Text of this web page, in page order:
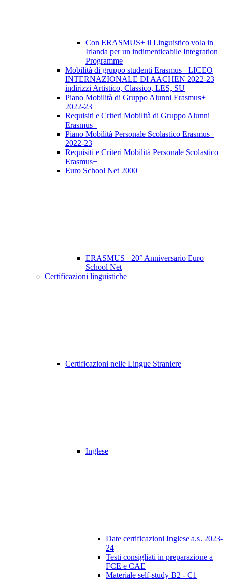
Con ERASMUS+ il Linguistico vola in
Irlanda per un indimenticabile Integration
Programme
Mobilità di gruppo studenti Erasmus+ LICEO
INTERNAZIONALE DI AACHEN 2022-23
indirizzi Artistico, Classico, LES, SU
Piano Mobilità di Gruppo Alunni Erasmus+
2022-23
Requisiti e Criteri Mobilità di Gruppo Alunni
Erasmus+
Piano Mobilità Personale Scolastico Erasmus+
2022-23
Requisiti e Criteri Mobilità Personale Scolastico
Erasmus+
Euro School Net 2000
ERASMUS+ 20° Anniversario Euro
School Net
Certificazioni linguistiche
Certificazioni nelle Lingue Straniere
Inglese
Date certificazioni Inglese a.s. 2023-
24
Testi consigliati in preparazione a
FCE e CAE
Materiale self-study B2 - C1